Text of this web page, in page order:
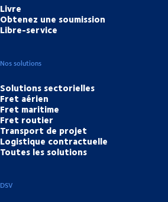
Livre
Obtenez une soumission
Libre-service
Nos solutions
Solutions sectorielles
Fret aérien
Fret maritime
Fret routier
Transport de projet
Logistique contractuelle
Toutes les solutions
DSV